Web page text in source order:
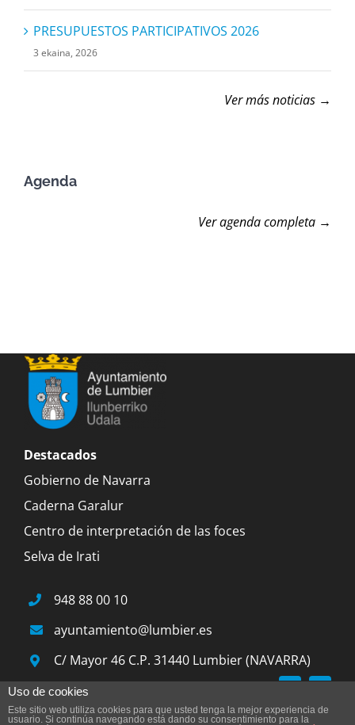
PRESUPUESTOS PARTICIPATIVOS 2026
3 ekaina, 2026
Ver más noticias →
Agenda
Ver agenda completa →
Destacados
Gobierno de Navarra
Caderna Garalur
Centro de interpretación de las foces
Selva de Irati
948 88 00 10
ayuntamiento@lumbier.es
C/ Mayor 46 C.P. 31440 Lumbier (NAVARRA)
© 2015 Ayuntamiento de Lumbier |Aviso legal|
Uso de cookies
Este sitio web utiliza cookies para que usted tenga la mejor experiencia de
usuario. Si continúa navegando está dando su consentimiento para la